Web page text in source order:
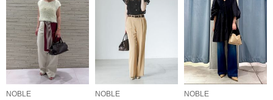
NOBLE
NOBLE
NOBLE